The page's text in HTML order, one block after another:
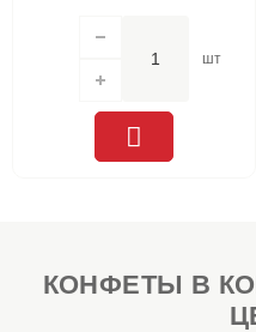
шт
КОНФЕТЫ В